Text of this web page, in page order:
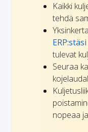
Kaikki
tehdä
ERP:stäsi
tulevat
Seuraa
nopeaa